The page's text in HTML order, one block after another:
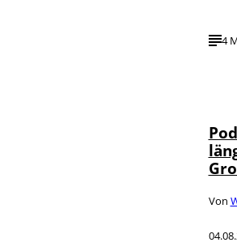
4
Von